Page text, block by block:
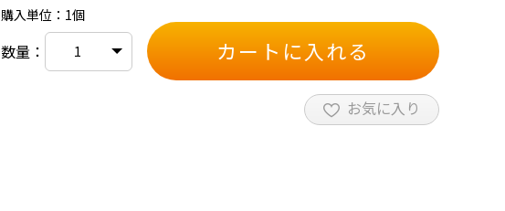
購入単位：1個
数量： カートに入れる
お気に入り